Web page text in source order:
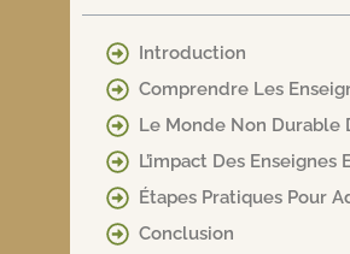
Introduction
Comprendre Les
Le Monde Non
L’impact Des
Étapes Pratiques Pour
Conclusion